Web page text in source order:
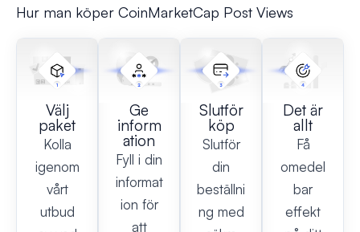
Hur man köper CoinMarketCap Post Views
Välj
paket
Kolla
igenom
vårt
utbud
Ge
inform
ation
Fyll i din
informat
ion för
att
Slutför
köp
Slutför
din
beställni
ng med
Det är
allt
Få
omedel
bar
effekt